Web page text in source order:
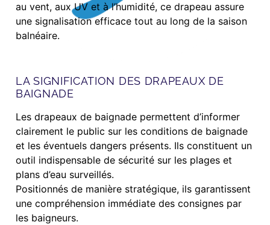
au vent, aux UV et à l’humidité, ce drapeau assure
une signalisation efficace tout au long de la saison
balnéaire.
LA SIGNIFICATION DES DRAPEAUX DE
BAIGNADE
Les drapeaux de baignade permettent d’informer
clairement le public sur les conditions de baignade
et les éventuels dangers présents. Ils constituent un
outil indispensable de sécurité sur les plages et
plans d’eau surveillés.
Positionnés de manière stratégique, ils garantissent
une compréhension immédiate des consignes par
les baigneurs.